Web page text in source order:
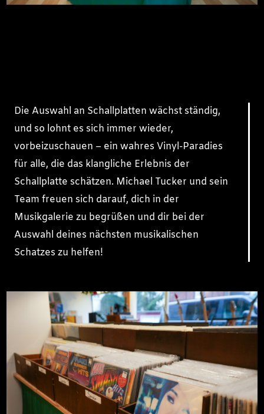
Die Auswahl an Schallplatten wächst ständig,
und so lohnt es sich immer wieder,
vorbeizuschauen – ein wahres Vinyl-Paradies
für alle, die das klangliche Erlebnis der
Schallplatte schätzen. Michael Tucker und sein
Team freuen sich darauf, dich in der
Musikgalerie zu begrüßen und dir bei der
Auswahl deines nächsten musikalischen
Schatzes zu helfen!